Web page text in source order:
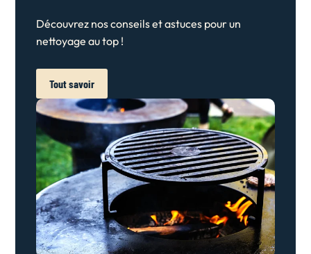
Découvrez nos conseils et astuces pour un
nettoyage au top !
Tout savoir